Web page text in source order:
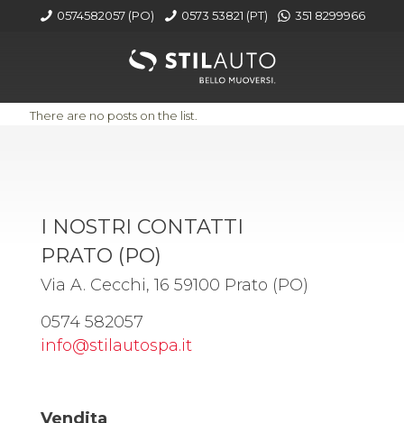
0574582057 (PO) 0573 53821 (PT)
351 8299966
There are no posts on the list.
I NOSTRI CONTATTI
PRATO (PO)
Via A. Cecchi, 16 59100 Prato (PO)
0574 582057
info@stilautospa.it
Vendita